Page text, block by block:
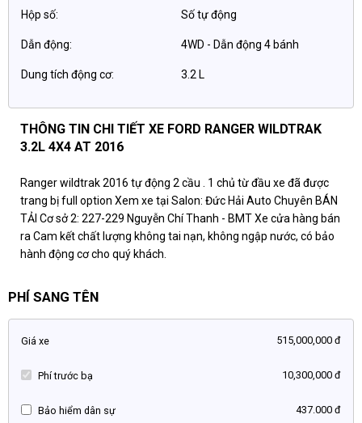
Hộp số: Số tự động
Dẫn động: 4WD - Dẫn động 4 bánh
Dung tích động cơ: 3.2 L
THÔNG TIN CHI TIẾT XE FORD RANGER WILDTRAK
3.2L 4X4 AT 2016
Ranger wildtrak 2016 tự động 2 cầu . 1 chủ từ đầu xe đã được
trang bị full option Xem xe tại Salon: Đức Hải Auto Chuyên BÁN
TẢI Cơ sở 2: 227-229 Nguyễn Chí Thanh - BMT Xe cửa hàng bán
ra Cam kết chất lượng không tai nạn, không ngập nước, có bảo
hành động cơ cho quý khách.
PHÍ SANG TÊN
Giá xe 515,000,000 đ
Phí trước bạ 10,300,000 đ
Bảo hiểm dân sự 437.000 đ